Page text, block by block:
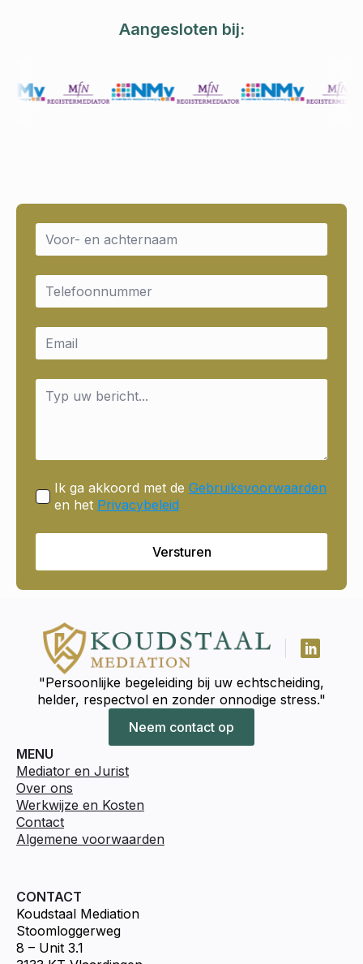
Aangesloten bij:
Name
Email
Email
Message
Ik ga akkoord met de Gebruiksvoorwaarden
en het Privacybeleid
Versturen
"Persoonlijke begeleiding bij uw echtscheiding,
helder, respectvol en zonder onnodige stress."
Neem contact op
MENU
Mediator en Jurist
Over ons
Werkwijze en Kosten
Contact
Algemene voorwaarden
CONTACT
Koudstaal Mediation
Stoomloggerweg
8 – Unit 3.1